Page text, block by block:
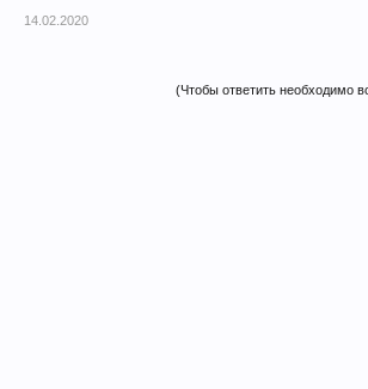
14.02.2020
(Чтобы ответить необходимо